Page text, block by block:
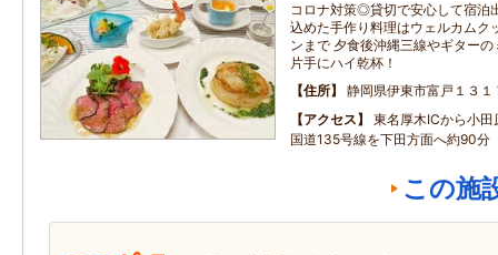
コロナ対策◎貸切で安心して宿泊
込めた手作り料理はウェルカムク
ンまで 夕食後沖縄三線やギター
片手にハイ乾杯！
住所
静岡県伊東市富戸１３１
アクセス
東名厚木ICから小
国道135号線を下田方面へ約90分
この施